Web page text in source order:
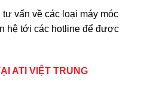
vấn về các loại máy móc
hệ tới các hotline để được
ATI VIỆT TRUNG